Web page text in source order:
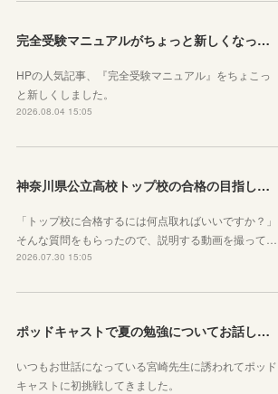
完全受験マニュアルがちょっと新しくなったよ！
HPの人気記事、『完全受験マニュアル』をちょこっ
と新しくしました。
2026.08.04 15:05
神奈川県公立高校トップ校の合格の目指し方について動画をアップしました
「トップ校に合格するには何点取ればいいですか？」
そんな質問をもらったので、説明する動画を撮って…
2026.07.30 15:05
ポッドキャストで夏の勉強についてお話ししています！
いつもお世話になっている宮崎先生に誘われてポッド
キャストに初挑戦してきました。